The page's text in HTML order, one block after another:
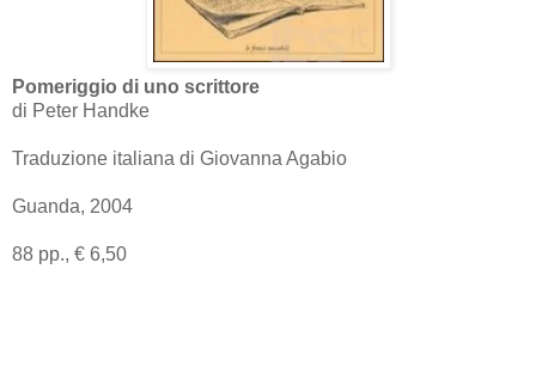
Pomeriggio di uno scrittore
di Peter Handke
Traduzione italiana di Giovanna Agabio
Guanda, 2004
88 pp., € 6,50